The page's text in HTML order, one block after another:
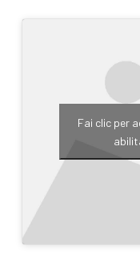
Fai clic per